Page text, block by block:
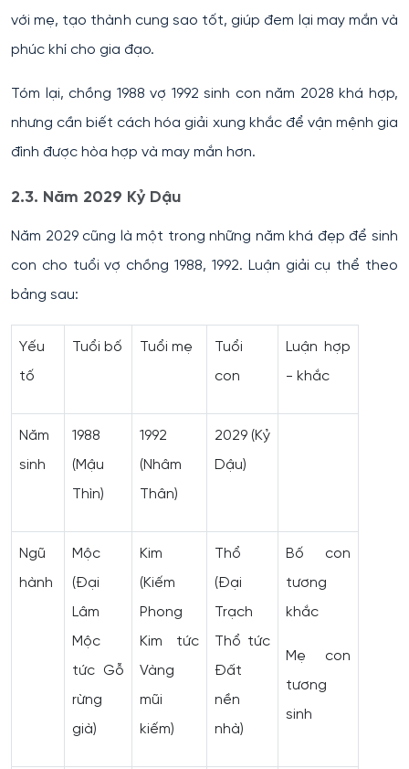
với mẹ, tạo thành cung sao tốt, giúp đem lại may mắn và
phúc khí cho gia đạo.
Tóm lại, chồng 1988 vợ 1992 sinh con năm 2028 khá hợp,
nhưng cần biết cách hóa giải xung khắc để vận mệnh gia
đình được hòa hợp và may mắn hơn.
2.3. Năm 2029 Kỷ Dậu
Năm 2029 cũng là một trong những năm khá đẹp để sinh
con cho tuổi vợ chồng 1988, 1992. Luận giải cụ thể theo
bảng sau:
Yếu
tố
Tuổi bố Tuổi mẹ
Tuổi
con
Luận hợp
- khắc
Năm
sinh
1988
(Mậu
Thìn)
1992
(Nhâm
Thân)
2029 (Kỷ
Dậu)
Ngũ
hành
Mộc
(Đại
Lâm
Mộc
tức Gỗ
rừng
già)
Kim
(Kiếm
Phong
Kim tức
Vàng
mũi
kiếm)
Thổ
(Đại
Trạch
Thổ tức
Đất
nền
nhà)
Bố con
tương
khắc
Mẹ con
tương
sinh